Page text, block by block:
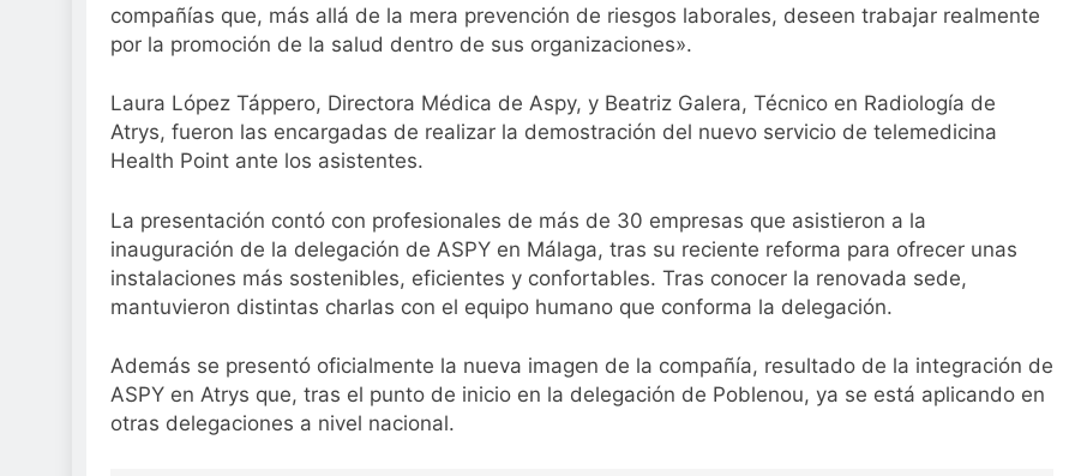
compañías que, más allá de la mera prevención de riesgos laborales, deseen trabajar realmente
por la promoción de la salud dentro de sus organizaciones».
Laura López Táppero, Directora Médica de Aspy, y Beatriz Galera, Técnico en Radiología de
Atrys, fueron las encargadas de realizar la demostración del nuevo servicio de telemedicina
Health Point ante los asistentes.
La presentación contó con profesionales de más de 30 empresas que asistieron a la
inauguración de la delegación de ASPY en Málaga, tras su reciente reforma para ofrecer unas
instalaciones más sostenibles, eficientes y confortables. Tras conocer la renovada sede,
mantuvieron distintas charlas con el equipo humano que conforma la delegación.
Además se presentó oficialmente la nueva imagen de la compañía, resultado de la integración de
ASPY en Atrys que, tras el punto de inicio en la delegación de Poblenou, ya se está aplicando en
otras delegaciones a nivel nacional.